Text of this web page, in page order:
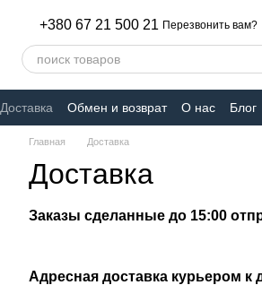
+380 67 21 500 21 Перезвонить вам?
Доставка Обмен и возврат О нас Блог
Главная Доставка
Доставка
Заказы сделанные до 15:00
Адресная доставка курьером к